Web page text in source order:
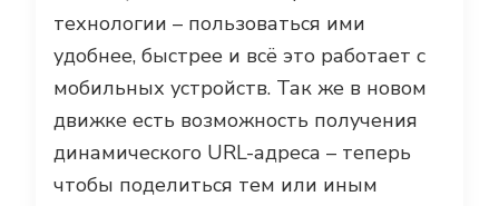
технологии – пользоваться ими
удобнее, быстрее и всё это работает с
мобильных устройств. Так же в новом
движке есть возможность получения
динамического URL-адреса – теперь
чтобы поделиться тем или иным